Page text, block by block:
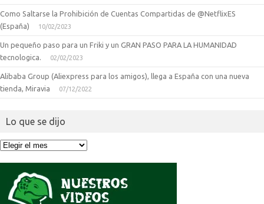
Como Saltarse la Prohibición de Cuentas Compartidas de @NetflixES
(España)
10/02/2023
Un pequeño paso para un Friki y un GRAN PASO PARA LA HUMANIDAD
tecnologica.
02/02/2023
Alibaba Group (Aliexpress para los amigos), llega a España con una nueva
tienda, Miravia
07/12/2022
Lo que se dijo
Lo